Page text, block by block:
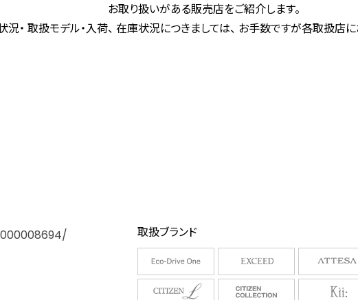
お取り扱いがある販売店をご紹介します。
・ 取扱モデル・入荷、 在庫状況につきましては、 お手数ですが各取扱店
取扱ブランド